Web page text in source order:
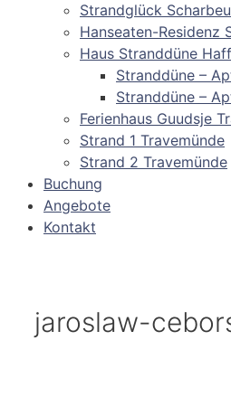
Strandglück
Hanseaten-Residenz
Haus Stranddüne
Stranddüne –
Stranddüne –
Ferienhaus Guudsje
Strand 1 Travemünde
Strand 2 Travemünde
Buchung
Angebote
Kontakt
jaroslaw-